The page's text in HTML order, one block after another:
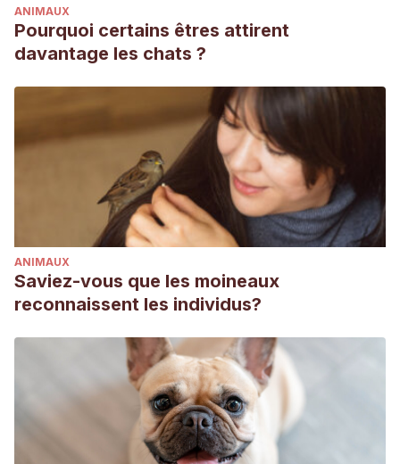
ANIMAUX
Pourquoi certains êtres attirent
davantage les chats ?
ANIMAUX
Saviez-vous que les moineaux
reconnaissent les individus?